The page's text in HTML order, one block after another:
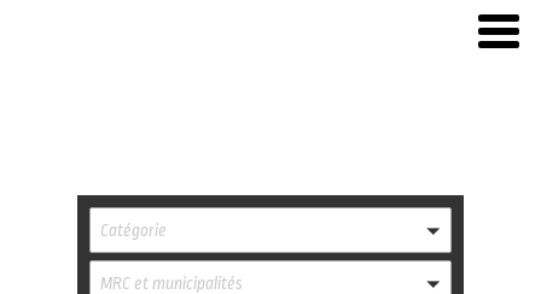
Catégorie
MRC et municipalités